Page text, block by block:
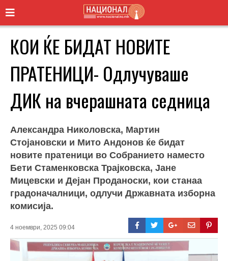
КОИ ЌЕ БИДАТ НОВИТЕ
ПРАТЕНИЦИ- Одлучуваше
ДИК на вчерашната седница
Александра Николовска, Мартин
Стојановски и Мито Андонов ќе бидат
новите пратеници во Собранието наместо
Бети Стаменковска Трајковска, Јане
Мицевски и Дејан Проданоски, кои станаа
градоначалници, одлучи Државната изборна
комисија.
4 ноември, 2025 09:04